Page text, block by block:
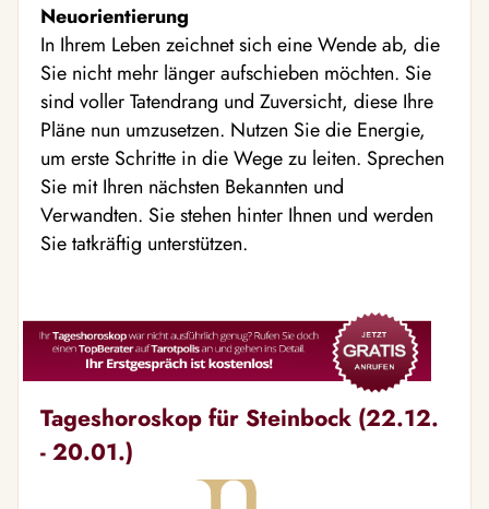
Neuorientierung
In Ihrem Leben zeichnet sich eine Wende ab, die
Sie nicht mehr länger aufschieben möchten. Sie
sind voller Tatendrang und Zuversicht, diese Ihre
Pläne nun umzusetzen. Nutzen Sie die Energie,
um erste Schritte in die Wege zu leiten. Sprechen
Sie mit Ihren nächsten Bekannten und
Verwandten. Sie stehen hinter Ihnen und werden
Sie tatkräftig unterstützen.
Tageshoroskop für Steinbock (22.12.
- 20.01.)